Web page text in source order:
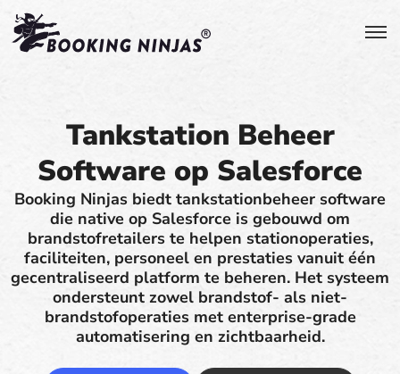
Tankstation Beheer
Software op Salesforce
Booking Ninjas biedt tankstationbeheer software
die native op Salesforce is gebouwd om
brandstofretailers te helpen stationoperaties,
faciliteiten, personeel en prestaties vanuit één
gecentraliseerd platform te beheren. Het systeem
ondersteunt zowel brandstof- als niet-
brandstofoperaties met enterprise-grade
automatisering en zichtbaarheid.